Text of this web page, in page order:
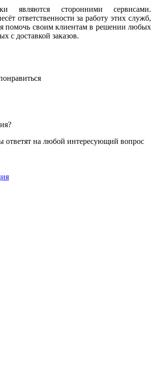
являются сторонними сервисами.
ответственности за работу этих служб,
помочь своим клиентам в решении любых
с доставкой заказов.
ответят на любой интересующий вопрос